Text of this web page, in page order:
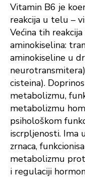
Vitamin B6 je
reakcija u telu –
Većina tih
aminokiselina:
aminokiseline u
cisteina).
metabolizmu,
metabolizmu
psihološkom
iscrpljenosti. Ima
zrnaca,
metabolizmu
i regulaciji